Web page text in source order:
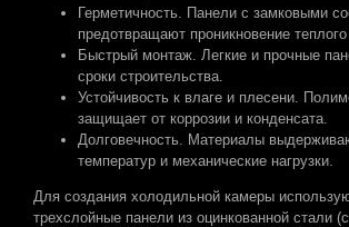
Герметичность. Панели с замковыми
предотвращают проникновение теплого
Быстрый монтаж. Легкие и прочные
сроки строительства.
Устойчивость к влаге и плесени.
защищает от коррозии и конденсата.
Долговечность. Материалы
температур и механические нагрузки.
Для создания холодильной камеры
трехслойные панели из оцинкованной стали (с